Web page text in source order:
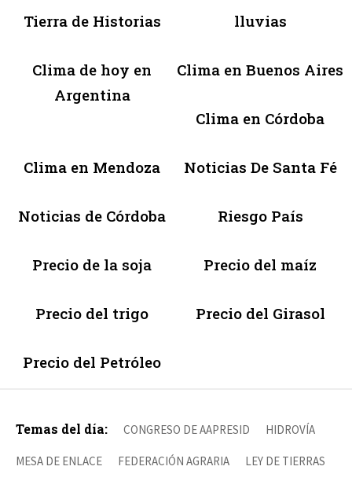
Tierra de Historias lluvias
Clima de hoy en
Argentina
Clima en Buenos Aires
Clima en Córdoba
Clima en Mendoza Noticias De Santa Fé
Noticias de Córdoba Riesgo País
Precio de la soja Precio del maíz
Precio del trigo Precio del Girasol
Precio del Petróleo
Temas del día: CONGRESO DE AAPRESID HIDROVÍA
MESA DE ENLACE FEDERACIÓN AGRARIA LEY DE TIERRAS